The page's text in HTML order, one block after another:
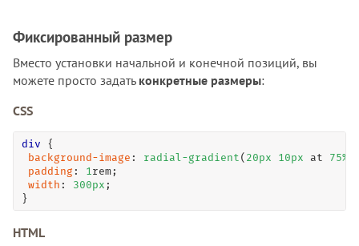
Фиксированный размер
Вместо установки начальной и конечной позиций, вы
можете просто задать конкретные размеры:
CSS
div {
background-image : radial-gradient ( 20px 10px at 75%
padding : 1rem;
width : 300px ;
}
HTML